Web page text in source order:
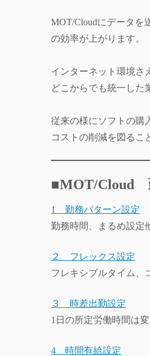
MOT/Cloudにデータを
の効率が上がります。
インターネット環境さ
どこからでも統一した
従来の様にソフトの購
コストの削減を図るこ
■MOT/Cloud
1 勤務パターン設定
勤務時間、まるめ設定
２ フレックス設定
フレキシブルタイム、
３ 時差出勤設定
1日の所定労働時間は
4 時間有給設定